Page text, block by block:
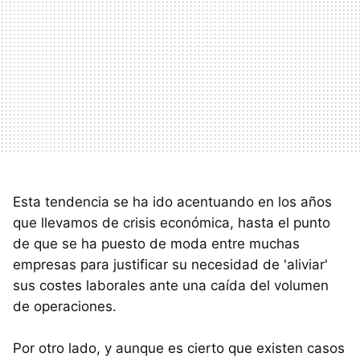
Esta tendencia se ha ido acentuando en los años
que llevamos de crisis económica, hasta el punto
de que se ha puesto de moda entre muchas
empresas para justificar su necesidad de 'aliviar'
sus costes laborales ante una caída del volumen
de operaciones.
Por otro lado, y aunque es cierto que existen casos